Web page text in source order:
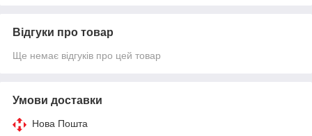
Відгуки про товар
Ще немає відгуків про цей товар
Умови доставки
Нова Пошта